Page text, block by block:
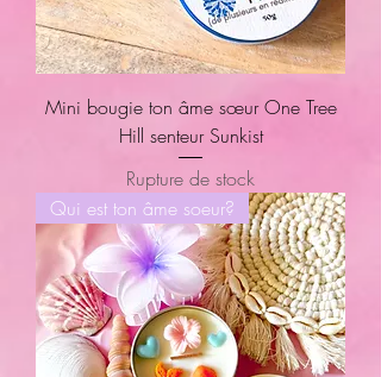
Mini bougie ton âme sœur One Tree
Hill senteur Sunkist
Rupture de stock
Qui est ton âme soeur?